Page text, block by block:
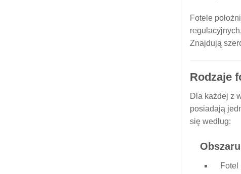
Fotele
Znajdują
Rodzaje
Dla każdej z
posiadają
się według:
Fotel